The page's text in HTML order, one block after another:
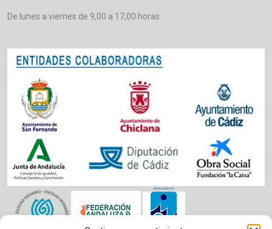
De lunes a viernes de 9,00 a 17,00 horas